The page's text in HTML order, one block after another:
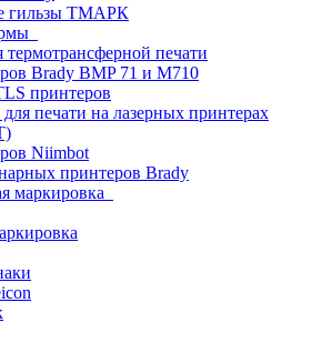
гильзы ТМАРК
печати
Brady BMP 71 и M710
принтеров
печати на лазерных принтерах
Niimbot
принтеров Brady
маркировка